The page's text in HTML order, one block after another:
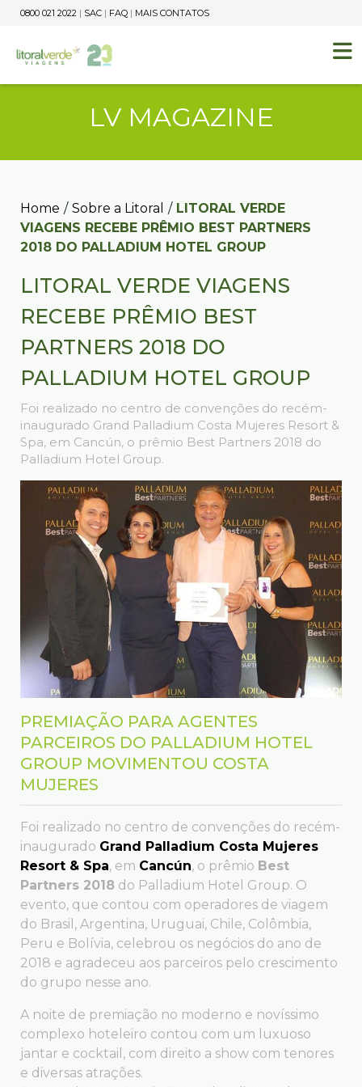
0800 021 2022 | SAC | FAQ | MAIS CONTATOS
LV MAGAZINE
Home / Sobre a Litoral / LITORAL VERDE
VIAGENS RECEBE PRÊMIO BEST PARTNERS
2018 DO PALLADIUM HOTEL GROUP
LITORAL VERDE VIAGENS
RECEBE PRÊMIO BEST
PARTNERS 2018 DO
PALLADIUM HOTEL GROUP
Foi realizado no centro de convenções do recém-
inaugurado Grand Palladium Costa Mujeres Resort &
Spa, em Cancún, o prêmio Best Partners 2018 do
Palladium Hotel Group.
PREMIAÇÃO PARA AGENTES
PARCEIROS DO PALLADIUM HOTEL
GROUP MOVIMENTOU COSTA
MUJERES
Foi realizado no centro de convenções do recém-
inaugurado Grand Palladium Costa Mujeres
Resort & Spa, em Cancún, o prêmio Best
Partners 2018 do Palladium Hotel Group. O
evento, que contou com operadores de viagem
do Brasil, Argentina, Uruguai, Chile, Colômbia,
Peru e Bolívia, celebrou os negócios do ano de
2018 e agradeceu aos parceiros pelo crescimento
do grupo nesse ano.
A noite de premiação no moderno e novíssimo
complexo hoteleiro contou com um luxuoso
jantar e cocktail, com direito a show com tenores
e diversas atrações.